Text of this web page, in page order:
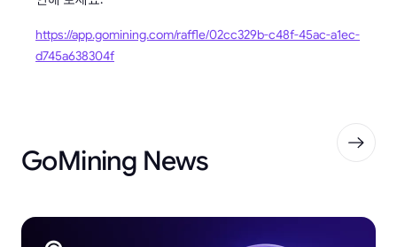
https://app.gomining.com/raffle/02cc329b-c48f-45ac-a1ec-
d745a638304f
GoMining News